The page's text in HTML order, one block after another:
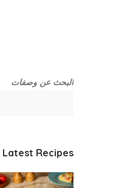
البحث عن وصفات
Latest Recipes